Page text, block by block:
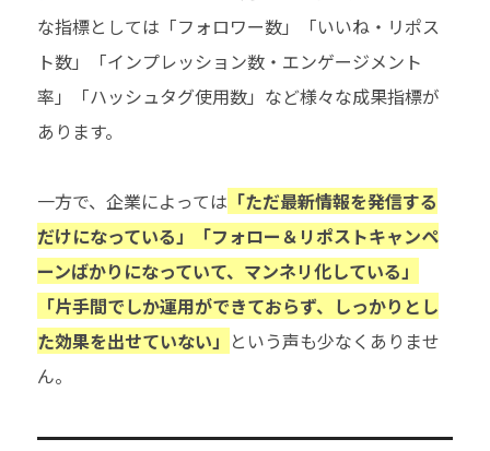
な指標としては「フォロワー数」「いいね・リポス
ト数」「インプレッション数・エンゲージメント
率」「ハッシュタグ使用数」など様々な成果指標が
あります。
一方で、企業によっては 「ただ最新情報を発信する
だけになっている」「フォロー＆リポストキャンペ
ーンばかりになっていて、マンネリ化している」
「片手間でしか運用ができておらず、しっかりとし
た効果を出せていない」 という声も少なくありませ
ん。